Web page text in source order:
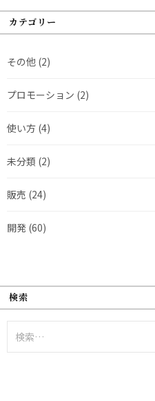
カテゴリー
その他 (2)
プロモーション (2)
使い方 (4)
未分類 (2)
販売 (24)
開発 (60)
検索
索: